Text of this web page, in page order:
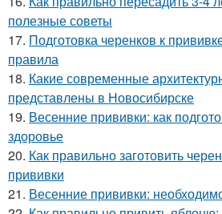
полезные советы
17. Подготовка черенков к
правила
18. Какие современные
представлены в Новосибирске
19. Весенние прививки: как
здоровье
20. Как правильно заготовить
прививки
21. Весенние прививки: